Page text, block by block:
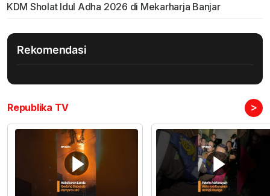
KDM Sholat Idul Adha 2026 di Mekarharja Banjar
Rekomendasi
Republika TV >